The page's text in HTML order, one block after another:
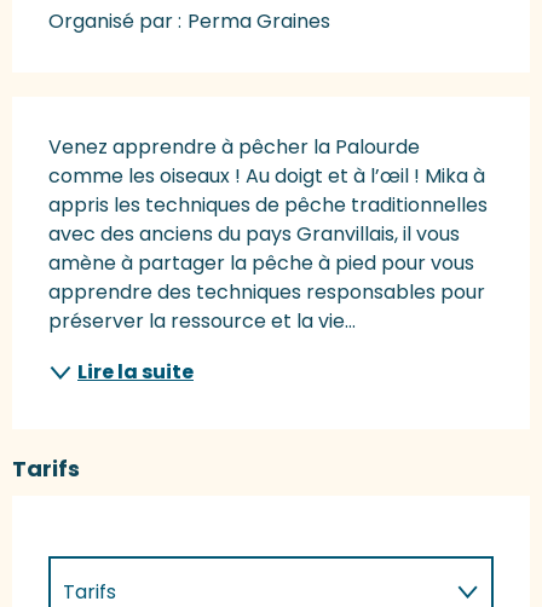
Organisé par : Perma Graines
Venez apprendre à pêcher la Palourde
comme les oiseaux ! Au doigt et à l’œil ! Mika à
appris les techniques de pêche traditionnelles
avec des anciens du pays Granvillais, il vous
amène à partager la pêche à pied pour vous
apprendre des techniques responsables pour
préserver la ressource et la vie...
Lire la suite
Tarifs
Tarifs